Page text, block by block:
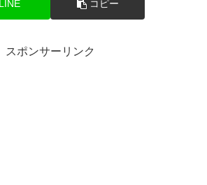
LINE コピー
スポンサーリンク